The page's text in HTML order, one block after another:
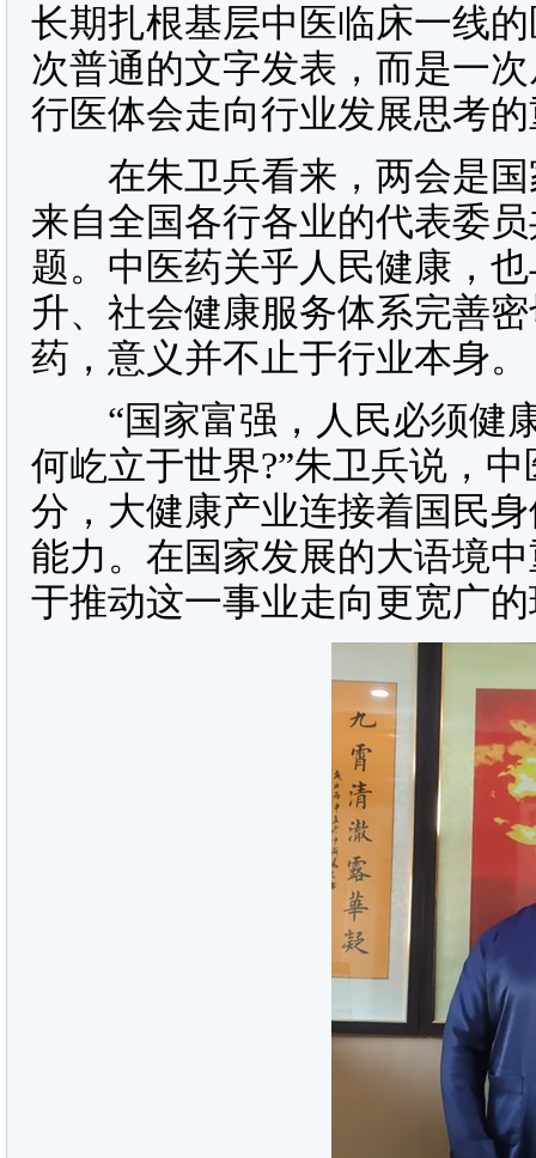
长期扎根基层中医临床一线
次普通的文字发表，而是一
行医体会走向行业发展思考
在朱卫兵看来，两会是国
来自全国各行各业的代表委
题。中医药关乎人民健康，
升、社会健康服务体系完善
药，意义并不止于行业本身。
“国家富强，人民必须健康
何屹立于世界?”朱卫兵说，
分，大健康产业连接着国民
能力。在国家发展的大语境
于推动这一事业走向更宽广